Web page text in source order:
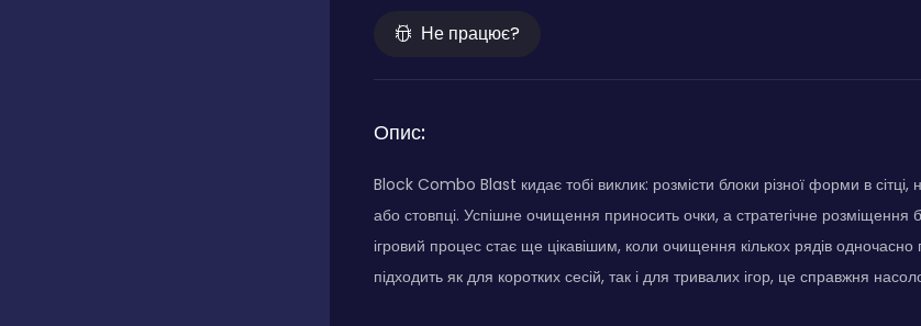
Не працює?
Опис:
Block Combo Blast кидає тобі виклик: розмісти блоки різної форми в сітці,
або стовпці. Успішне очищення приносить очки, а стратегічне розміщення
ігровий процес стає ще цікавішим, коли очищення кількох рядів
підходить як для коротких сесій, так і для тривалих ігор, це справжня